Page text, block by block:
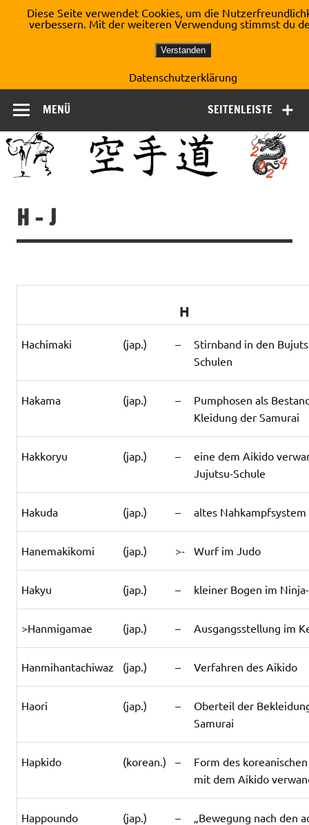
springen
Shotokan Karate Dojo
Kirchberg e.V.
SEITENLEISTE
MENÜ
H – J
H
Hachimaki (jap.) –
Stirnband in den
Schulen
Hakama (jap.) –
Pumphosen als
Kleidung der Samurai
Hakkoryu (jap.) –
eine dem Aikido
Jujutsu-Schule
Hakuda (jap.) – altes Nahkampfsystem
Hanemakikomi (jap.) >- Wurf im Judo
Hakyu (jap.) – kleiner Bogen im
>Hanmigamae (jap.) – Ausgangsstellung im
Hanmihantachiwaz (jap.) – Verfahren des Aikido
Haori (jap.) –
Oberteil der
Samurai
Hapkido (korean.) –
Form des
mit dem Aikido
Happoundo (jap.) –
„Bewegung nach den
Diese Seite verwendet Cookies, um die
verbessern. Mit der weiteren Verwendung stimmst du
Verstanden
Datenschutzerklärung